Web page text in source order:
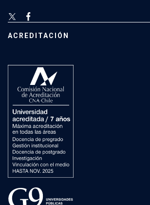
ACREDITACIÓN